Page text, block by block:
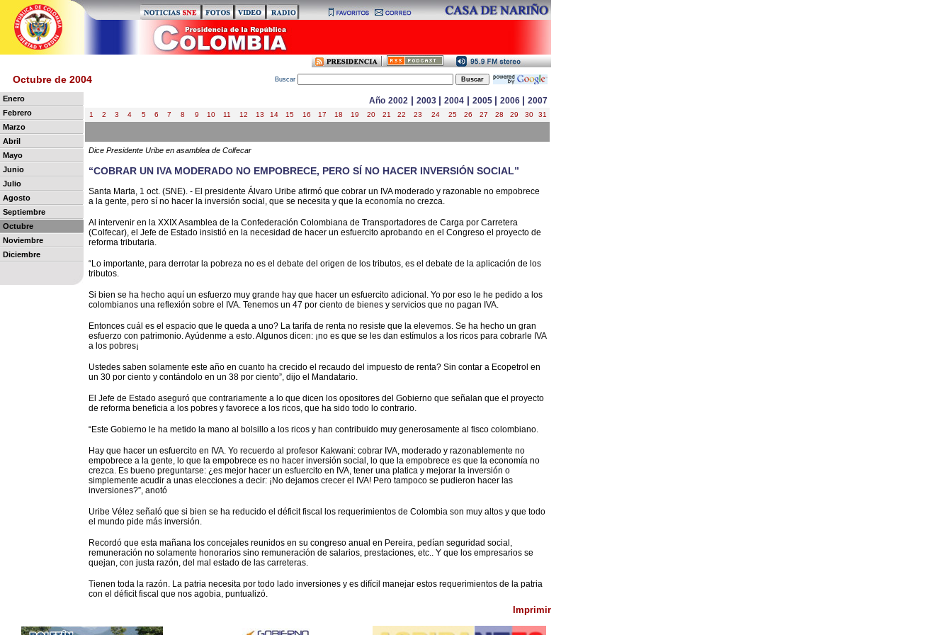
Octubre de 2004 Buscar
Enero
Febrero
Marzo
Abril
Mayo
Junio
Julio
Agosto
Septiembre
Octubre
Noviembre
Diciembre
Año 2002 | 2003 | 2004 | 2005 | 2006 | 2007
1 2 3 4 5 6 7 8 9 10 11 12 13 14 15 16 17 18 19 20 21 22 23 24 25 26 27 28 29 30 31
Dice Presidente Uribe en asamblea de Colfecar
“COBRAR UN IVA MODERADO NO EMPOBRECE, PERO SÍ NO HACER INVERSIÓN SOCIAL”
Santa Marta, 1 oct. (SNE). - El presidente Álvaro Uribe afirmó que cobrar un IVA moderado y razonable no empobrece
a la gente, pero sí no hacer la inversión social, que se necesita y que la economía no crezca.
Al intervenir en la XXIX Asamblea de la Confederación Colombiana de Transportadores de Carga por Carretera
(Colfecar), el Jefe de Estado insistió en la necesidad de hacer un esfuercito aprobando en el Congreso el proyecto de
reforma tributaria.
“Lo importante, para derrotar la pobreza no es el debate del origen de los tributos, es el debate de la aplicación de los
tributos.
Si bien se ha hecho aquí un esfuerzo muy grande hay que hacer un esfuercito adicional. Yo por eso le he pedido a los
colombianos una reflexión sobre el IVA. Tenemos un 47 por ciento de bienes y servicios que no pagan IVA.
Entonces cuál es el espacio que le queda a uno? La tarifa de renta no resiste que la elevemos. Se ha hecho un gran
esfuerzo con patrimonio. Ayúdenme a esto. Algunos dicen: ¡no es que se les dan estímulos a los ricos para cobrarle IVA
a los pobres¡
Ustedes saben solamente este año en cuanto ha crecido el recaudo del impuesto de renta? Sin contar a Ecopetrol en
un 30 por ciento y contándolo en un 38 por ciento”, dijo el Mandatario.
El Jefe de Estado aseguró que contrariamente a lo que dicen los opositores del Gobierno que señalan que el proyecto
de reforma beneficia a los pobres y favorece a los ricos, que ha sido todo lo contrario.
“Este Gobierno le ha metido la mano al bolsillo a los ricos y han contribuido muy generosamente al fisco colombiano.
Hay que hacer un esfuercito en IVA. Yo recuerdo al profesor Kakwani: cobrar IVA, moderado y razonablemente no
empobrece a la gente, lo que la empobrece es no hacer inversión social, lo que la empobrece es que la economía no
crezca. Es bueno preguntarse: ¿es mejor hacer un esfuercito en IVA, tener una platica y mejorar la inversión o
simplemente acudir a unas elecciones a decir: ¡No dejamos crecer el IVA! Pero tampoco se pudieron hacer las
inversiones?”, anotó
Uribe Vélez señaló que si bien se ha reducido el déficit fiscal los requerimientos de Colombia son muy altos y que todo
el mundo pide más inversión.
Recordó que esta mañana los concejales reunidos en su congreso anual en Pereira, pedían seguridad social,
remuneración no solamente honorarios sino remuneración de salarios, prestaciones, etc.. Y que los empresarios se
quejan, con justa razón, del mal estado de las carreteras.
Tienen toda la razón. La patria necesita por todo lado inversiones y es difícil manejar estos requerimientos de la patria
con el déficit fiscal que nos agobia, puntualizó.
Imprimir